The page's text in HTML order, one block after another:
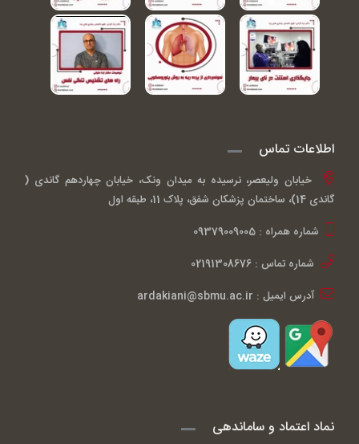
اطلاعات تماس
خیابان ولیعصر، نرسیده به میدان ونک، خیابان چهاردهم گاندی (
گاندی 14)، ساختمان پزشکان شفق، پلاک 11، طبقه اول
شماره همراه : 09379009005
شماره تماس : 02191308676
آدرس ایمیل : ardakiani@sbmu.ac.ir
نماد اعتماد و ساماندهی